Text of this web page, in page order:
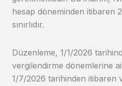
hesap döneminden itibaren
sınırlıdır.
Düzenleme, 1/1/2026
vergilendirme dönemlerine
1/7/2026 tarihinden itibaren